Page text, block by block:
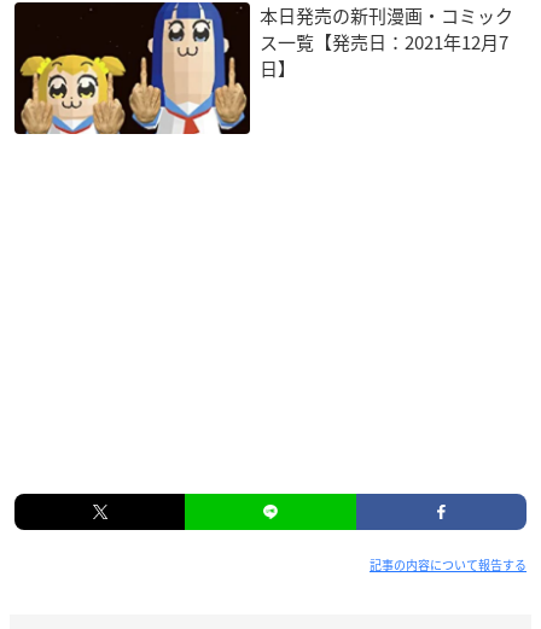
本日発売の新刊漫画・コミック
ス一覧【発売日：2021年12月7
日】
記事の内容について報告する